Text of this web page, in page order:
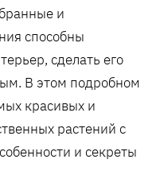
и
способны
сделать его
В этом подробном
красивых и
растений с
и секреты